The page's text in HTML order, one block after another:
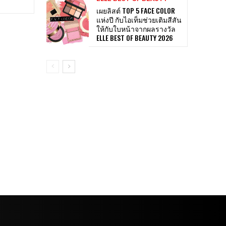
เผยลิสต์ TOP 5 FACE COLOR
แห่งปี กับไอเท็มช่วยเติมสีสัน
ให้กับใบหน้าจากผลรางวัล
ELLE BEST OF BEAUTY 2026